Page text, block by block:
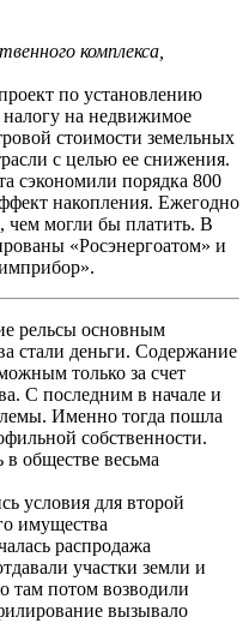
комплекса,
по установлению
на недвижимое
стоимости земельных
с целью ее снижения.
сэкономили порядка 800
накопления. Ежегодно
чем могли бы платить. В
«Росэнергоатом» и
рельсы основным
стали деньги. Содержание
только за счет
С последним в начале и
Именно тогда пошла
собственности.
обществе весьма
условия для второй
имущества
распродажа
участки земли и
там потом возводили
вызывало